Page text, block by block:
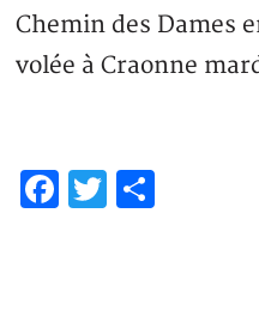
Chemin des Dames
volée à Craonne
Facebook
Twitter